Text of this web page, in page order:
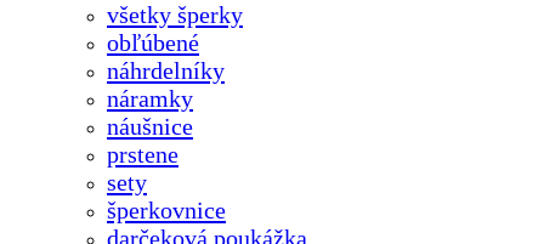
všetky šperky
obľúbené
náhrdelníky
náramky
náušnice
prstene
sety
šperkovnice
darčeková poukážka